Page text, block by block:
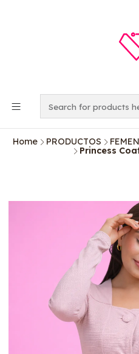
Home PRODUCTOS
Princess